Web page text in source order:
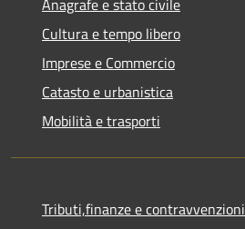
Cultura e tempo libero
Imprese e Commercio
Catasto e urbanistica
Mobilità e trasporti
Tributi,finanze e contravvenzioni